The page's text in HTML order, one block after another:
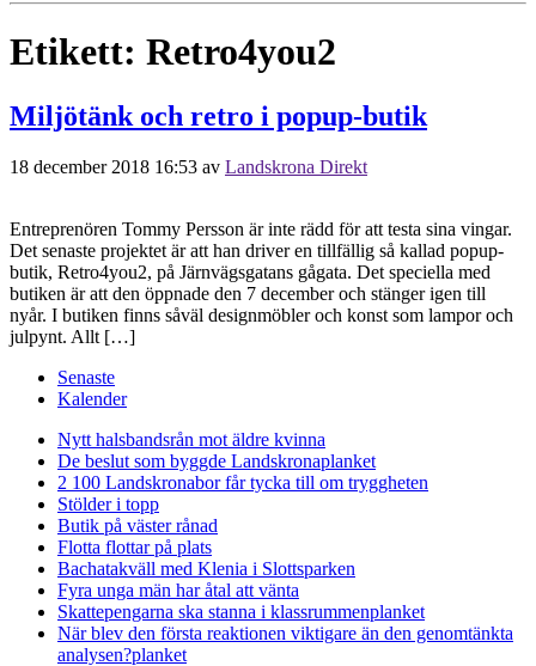
Etikett: Retro4you2
Miljötänk och retro i popup-butik
18 december 2018 16:53 av Landskrona Direkt
Entreprenören Tommy Persson är inte rädd för att testa sina vingar.
Det senaste projektet är att han driver en tillfällig så kallad popup-
butik, Retro4you2, på Järnvägsgatans gågata. Det speciella med
butiken är att den öppnade den 7 december och stänger igen till
nyår. I butiken finns såväl designmöbler och konst som lampor och
julpynt. Allt […]
Senaste
Kalender
Nytt halsbandsrån mot äldre kvinna
De beslut som byggde Landskronaplanket
2 100 Landskronabor får tycka till om tryggheten
Stölder i topp
Butik på väster rånad
Flotta flottar på plats
Bachatakväll med Klenia i Slottsparken
Fyra unga män har åtal att vänta
Skattepengarna ska stanna i klassrummenplanket
När blev den första reaktionen viktigare än den genomtänkta
analysen?planket